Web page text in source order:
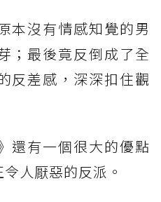
本沒有情感知覺的男
；最後竟反倒成了全
反差感，深深扣住觀
還有一個很大的優點
人厭惡的反派。